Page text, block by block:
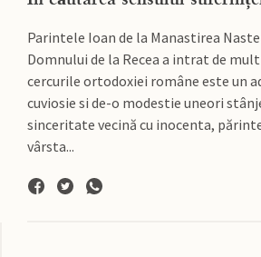
Parintele Ioan de la Manastirea
Domnului de la Recea a intrat de
cercurile ortodoxiei române este un
cuviosie si de-o modestie uneori
sinceritate vecină cu inocenta,
vârsta...